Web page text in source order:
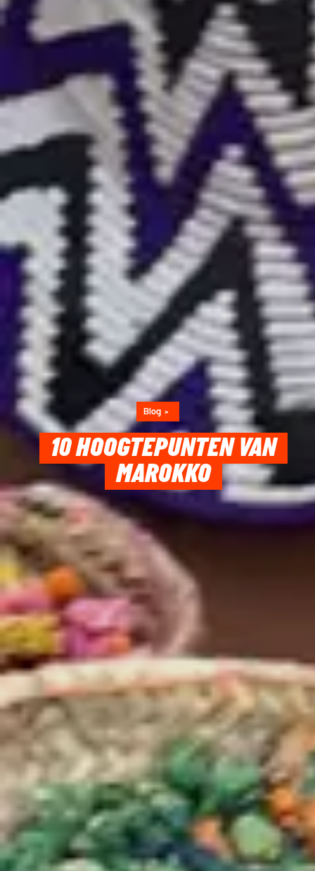
Blog
10 HOOGTEPUNTEN VAN
MAROKKO